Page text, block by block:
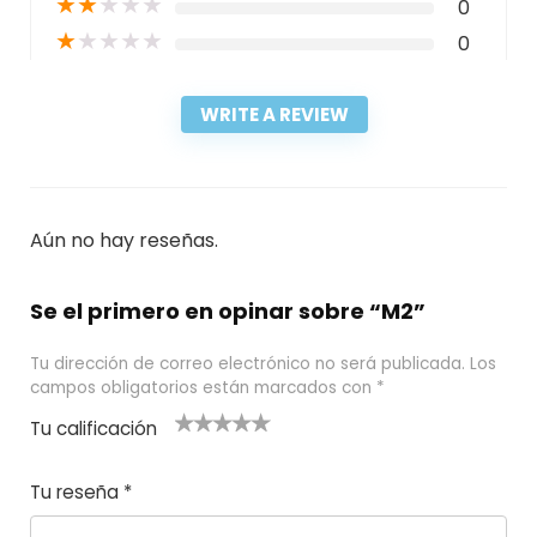
0
★★★★★ 0
WRITE A REVIEW
Aún no hay reseñas.
Se el primero en opinar sobre “M2”
Tu dirección de correo electrónico no será publicada. Los
campos obligatorios están marcados con *
Tu calificación
e
5
las
s
Tu reseña *